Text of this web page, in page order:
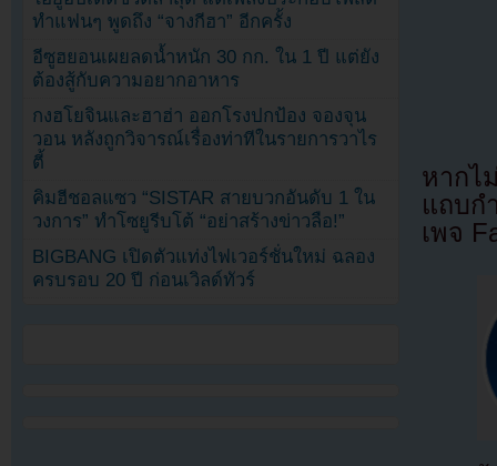
หากไ
แถบก
เพจ
ทำแฟนๆ พูดถึง “จางกีฮา” อีกครั้ง
อีซูฮยอนเผยลดน้ำหนัก 30 กก. ใน 1 ปี แต่ยัง
ต้องสู้กับความอยากอาหาร
กงฮโยจินและฮาฮ่า ออกโรงปกป้อง จองจุน
วอน หลังถูกวิจารณ์เรื่องท่าทีในรายการวาไร
ตี้
คิมฮีชอลแซว “SISTAR สายบวกอันดับ 1 ใน
วงการ” ทำโซยูรีบโต้ “อย่าสร้างข่าวลือ!”
BIGBANG เปิดตัวแท่งไฟเวอร์ชั่นใหม่ ฉลอง
ครบรอบ 20 ปี ก่อนเวิลด์ทัวร์